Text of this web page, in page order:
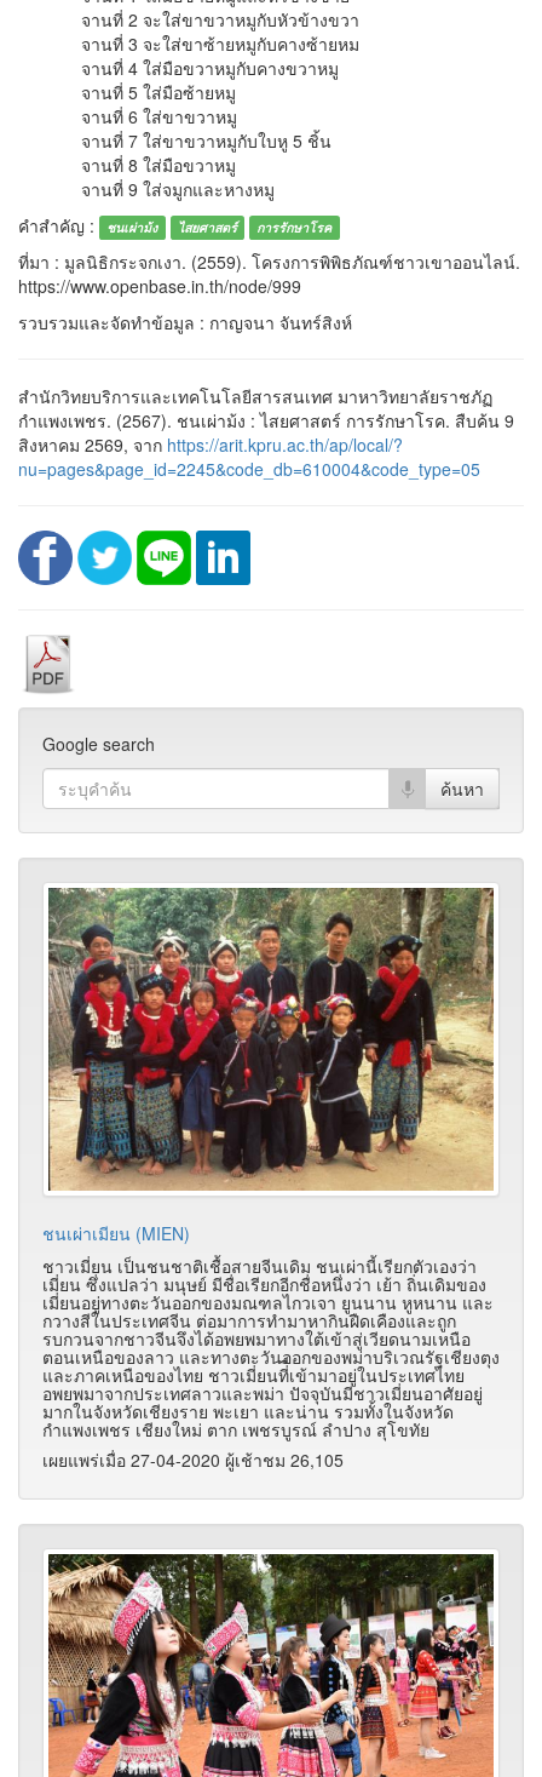
จานที่ 2 จะใส่ขาขวาหมูกับหัวข้างขวา
จานที่ 3 จะใส่ขาซ้ายหมูกับคางซ้ายหม
จานที่ 4 ใส่มือขวาหมูกับคางขวาหมู
จานที่ 5 ใส่มือซ้ายหมู
จานที่ 6 ใส่ขาขวาหมู
จานที่ 7 ใส่ขาขวาหมูกับใบหู 5 ชิ้น
จานที่ 8 ใส่มือขวาหมู
จานที่ 9 ใส่จมูกและหางหมู
คำสำคัญ :
ชนเผ่าม้ง ไสยศาสตร์ การรักษาโรค
ที่มา : มูลนิธิกระจกเงา. (2559). โครงการพิพิธภัณฑ์ชาวเขาออนไลน์.
https://www.openbase.in.th/node/999
รวบรวมและจัดทำข้อมูล : กาญจนา จันทร์สิงห์
สำนักวิทยบริการและเทคโนโลยีสารสนเทศ มาหาวิทยาลัยราชภัฏ
กำแพงเพชร. (2567). ชนเผ่าม้ง : ไสยศาสตร์ การรักษาโรค. สืบค้น 9
สิงหาคม 2569, จาก https://arit.kpru.ac.th/ap/local/?
nu=pages&page_id=2245&code_db=610004&code_type=05
Google search
ชนเผ่าเมียน (MIEN)
ชาวเมี่ยน เป็นชนชาติเชื้อสายจีนเดิม ชนเผ่านี้เรียกตัวเองว่า
เมี่ยน ซึ่งแปลว่า มนุษย์ มีชื่อเรียกอีกชื่อหนึ่งว่า เย้า ถิ่นเดิมของ
เมี่ยนอยู่ทางตะวันออกของมณฑลไกวเจา ยูนนาน หูหนาน และ
กวางสีในประเทศจีน ต่อมาการทำมาหากินฝืดเคืองและถูก
รบกวนจากชาวจีนจึงได้อพยพมาทางใต้เข้าสู่เวียดนามเหนือ
ตอนเหนือของลาว และทางตะวันออกของพม่าบริเวณรัฐเชียงตุง
และภาคเหนือของไทย ชาวเมี่ยนที่ี่เข้ามาอยู่ในประเทศไทย
อพยพมาจากประเทศลาวและพม่า ปัจจุบันมีชาวเมี่ยนอาศัยอยู่
มากในจังหวัดเชียงราย พะเยา และน่าน รวมทั้งในจังหวัด
กำแพงเพชร เชียงใหม่ ตาก เพชรบูรณ์ ลำปาง สุโขทัย
เผยแพร่เมื่อ 27-04-2020 ผู้เช้าชม 26,105